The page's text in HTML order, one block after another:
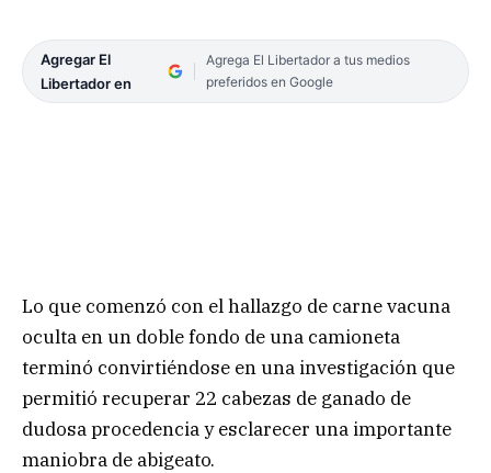
Agregar El
Libertador en
Agrega El Libertador a tus medios
preferidos en Google
Lo que comenzó con el hallazgo de carne vacuna
oculta en un doble fondo de una camioneta
terminó convirtiéndose en una investigación que
permitió recuperar 22 cabezas de ganado de
dudosa procedencia y esclarecer una importante
maniobra de abigeato.